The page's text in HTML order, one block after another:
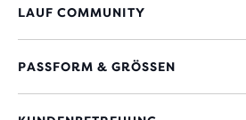
LAUF COMMUNITY
PASSFORM & GRÖSSEN